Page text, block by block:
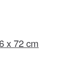
x 72 cm